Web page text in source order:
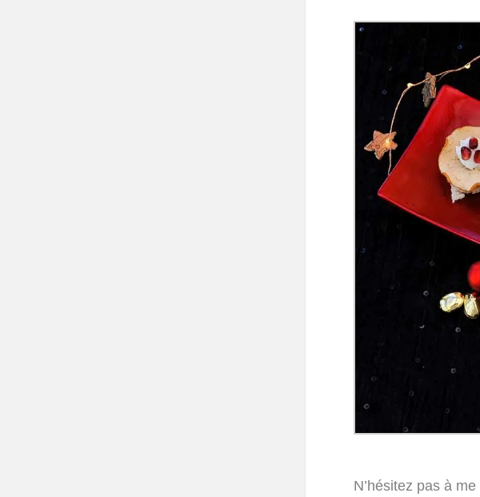
N’hésitez pas à me